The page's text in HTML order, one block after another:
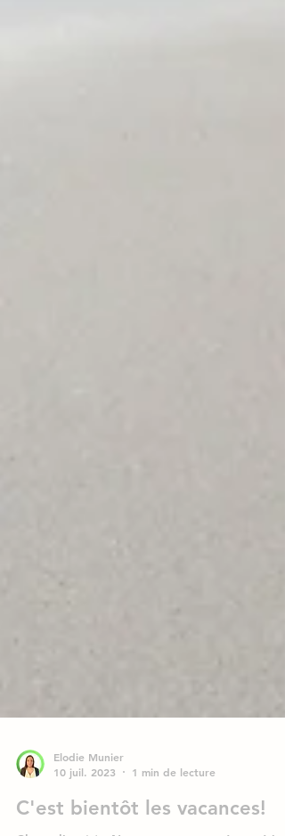
10 juil. 2023
1 min de lecture